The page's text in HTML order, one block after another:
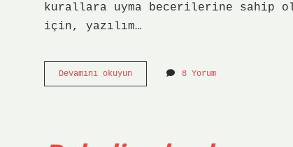
kurallara uyma becerilerine sahip
için, yazılım…
Devamını okuyunMetinler
oluşturmak
8 Yorum